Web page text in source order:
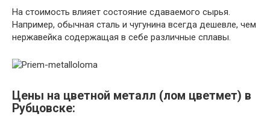
На стоимость влияет состояние сдаваемого сырья.
Например, обычная сталь и чугунина всегда дешевле, чем
нержавейка содержащая в себе различные сплавы.
Цены на цветной металл (лом цветмет) в
Рубцовске: